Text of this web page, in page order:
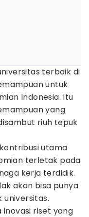
terbaik di
untuk
Indonesia. Itu
yang
riuh tepuk
utama
terletak pada
kerja terdidik.
akan bisa punya
universitas.
riset yang